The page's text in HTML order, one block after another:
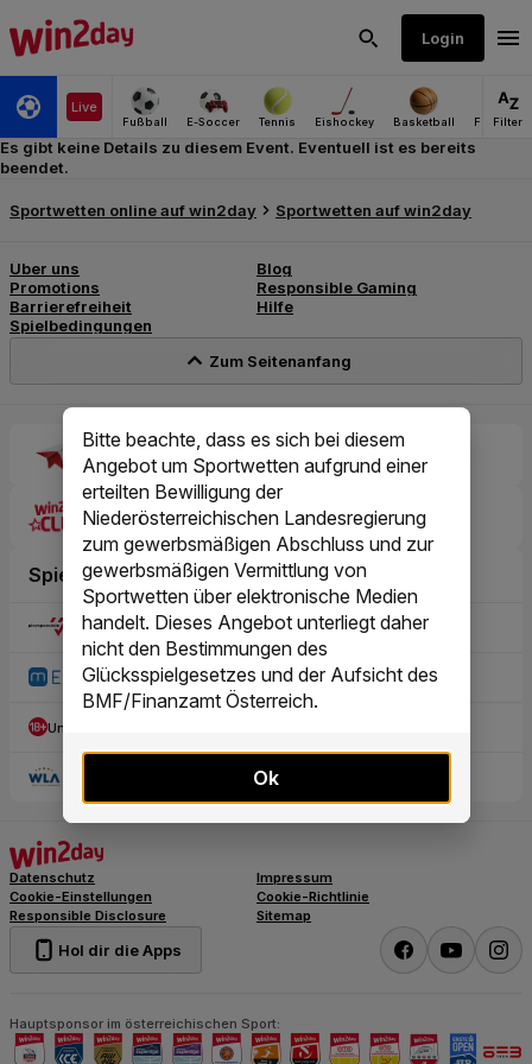
Bitte beachte, dass es sich bei diesem
Angebot um Sportwetten aufgrund einer
erteilten Bewilligung der
Niederösterreichischen Landesregierung
zum gewerbsmäßigen Abschluss und zur
gewerbsmäßigen Vermittlung von
Sportwetten über elektronische Medien
handelt. Dieses Angebot unterliegt daher
nicht den Bestimmungen des
Glücksspielgesetzes und der Aufsicht des
BMF/Finanzamt Österreich.
Ok
Es gibt keine Details zu diesem Event. Eventuell ist es bereits
beendet.